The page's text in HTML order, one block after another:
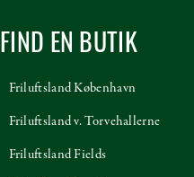
FIND EN BUTIK
Friluftsland København
Friluftsland v. Torvehallerne
Friluftsland Fields